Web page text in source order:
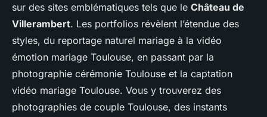
sur des sites emblématiques tels que le Château de
Villerambert. Les portfolios révèlent l’étendue des
styles, du reportage naturel mariage à la vidéo
émotion mariage Toulouse, en passant par la
photographie cérémonie Toulouse et la captation
vidéo mariage Toulouse. Vous y trouverez des
photographies de couple Toulouse, des instants